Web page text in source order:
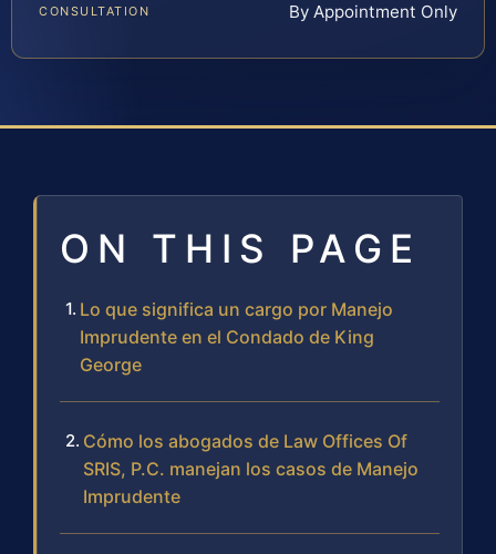
CONSULTATION By Appointment Only
ON THIS PAGE
Lo que significa un cargo por Manejo
Imprudente en el Condado de King
George
Cómo los abogados de Law Offices Of
SRIS, P.C. manejan los casos de Manejo
Imprudente